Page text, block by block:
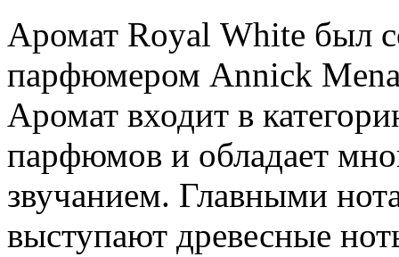
Аромат Royal White был
парфюмером Annick
Аромат входит в
парфюмов и обладает
звучанием. Главными
выступают древесные